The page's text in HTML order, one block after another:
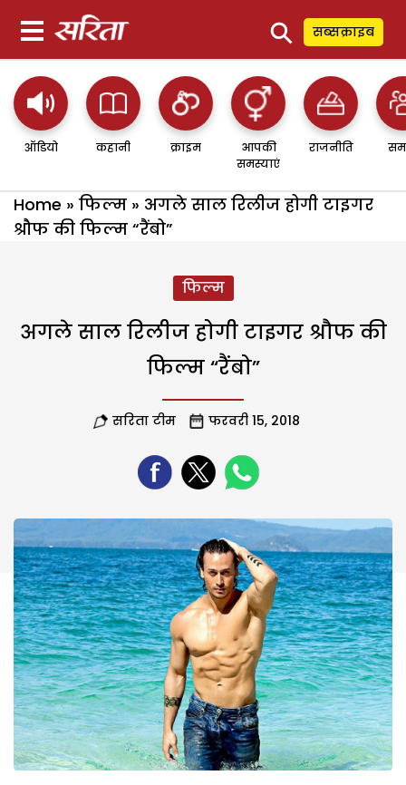
⚲ सब्सक्राइब
ऑडियो कहानी क्राइम
आपकी
समस्याएं
राजनीति
Home » फिल्म » अगले साल रिलीज होगी टाइगर
श्रौफ की फिल्म “रैंबो”
फिल्म
अगले साल रिलीज होगी टाइगर श्रौफ की
फिल्म “रैंबो”
सरिता टीम फरवरी 15, 2018